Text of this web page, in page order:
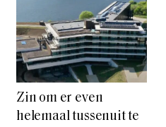
Zin om er even
helemaal tussenuit te